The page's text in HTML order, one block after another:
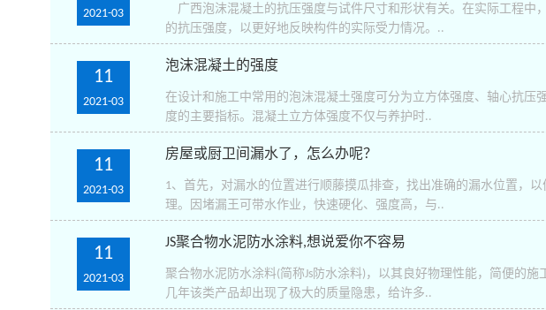
2021-03
广西泡沫混凝土的抗压强度与试件尺寸和形状有关。在实际工程中
的抗压强度，以更好地反映构件的实际受力情况。..
11
2021-03
泡沫混凝土的强度
在设计和施工中常用的泡沫混凝土强度可分为立方体强度、轴心抗
度的主要指标。混凝土立方体强度不仅与养护时..
11
2021-03
房屋或厨卫间漏水了，怎么办呢？
1、首先，对漏水的位置进行顺藤摸瓜排查，找出准确的漏水位置，
理。因堵漏王可带水作业，快速硬化、强度高，与..
11
2021-03
JS聚合物水泥防水涂料,想说爱你不容易
聚合物水泥防水涂料(简称Js防水涂料)，以其良好物理性能，简便的
几年该类产品却出现了极大的质量隐患，给许多..